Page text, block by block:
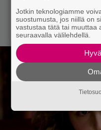
Jotkin teknologiamme
suostumusta, jos niillä on
vastustaa tätä tai muuttaa
seuraavalla välilehdellä.